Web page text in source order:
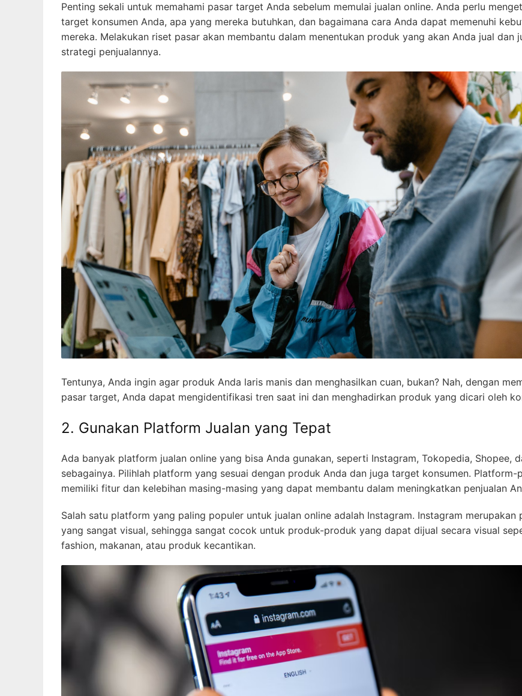
Penting sekali untuk memahami pasar target Anda sebelum memulai jualan online. Anda perlu
target konsumen Anda, apa yang mereka butuhkan, dan bagaimana cara Anda dapat memenuhi
mereka. Melakukan riset pasar akan membantu dalam menentukan produk yang akan Anda jual dan
strategi penjualannya.
Tentunya, Anda ingin agar produk Anda laris manis dan menghasilkan cuan, bukan? Nah, dengan
pasar target, Anda dapat mengidentifikasi tren saat ini dan menghadirkan produk yang dicari oleh
2. Gunakan Platform Jualan yang Tepat
Ada banyak platform jualan online yang bisa Anda gunakan, seperti Instagram, Tokopedia, Shopee,
sebagainya. Pilihlah platform yang sesuai dengan produk Anda dan juga target konsumen. Platform-
memiliki fitur dan kelebihan masing-masing yang dapat membantu dalam meningkatkan penjualan
Salah satu platform yang paling populer untuk jualan online adalah Instagram. Instagram merupakan
yang sangat visual, sehingga sangat cocok untuk produk-produk yang dapat dijual secara visual
fashion, makanan, atau produk kecantikan.